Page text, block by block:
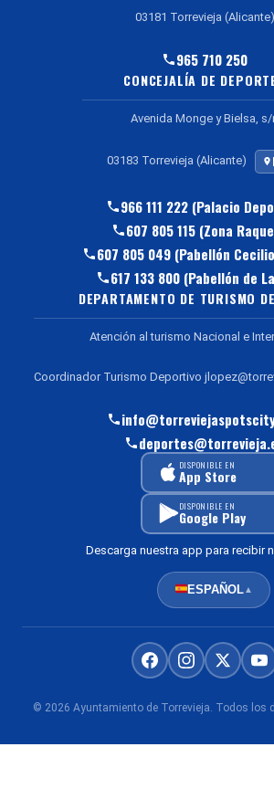
03181 Torrevieja (Alicante)
965 710 250
CONCEJALÍA DE
Avenida Monge y Bielsa, s/
03183 Torrevieja (Alicante)
966 111 222 (Palacio
607 805 115 (Zona
607 805 049 (Pabellón
617 133 800 (Pabellón de
DEPARTAMENTO DE TURISMO
Atención al turismo Nacional e
Coordinador Turismo Deportivo
DISPONIBLE EN
App Store
DISPONIBLE EN
Google Play
Descarga nuestra app para recibir
ESPAÑOL▲
© 2026 Ayuntamiento de Torrevieja. Todos los